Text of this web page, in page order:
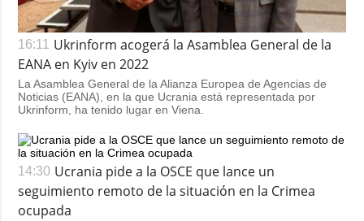
16:11 Ukrinform acogerá la Asamblea General de la
EANA en Kyiv en 2022
La Asamblea General de la Alianza Europea de Agencias de
Noticias (EANA), en la que Ucrania está representada por
Ukrinform, ha tenido lugar en Viena.
14:30 Ucrania pide a la OSCE que lance un
seguimiento remoto de la situación en la Crimea
ocupada